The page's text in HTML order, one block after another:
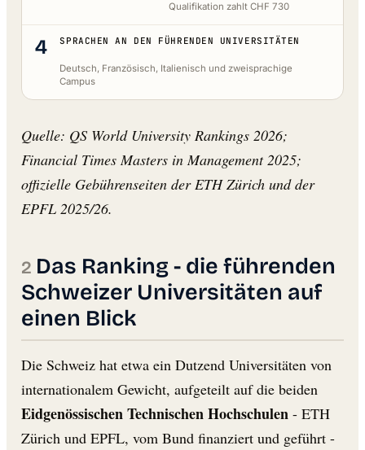
Qualifikation zahlt CHF 730
4 SPRACHEN AN DEN FÜHRENDEN UNIVERSITÄTEN
Deutsch, Französisch, Italienisch und zweisprachige
Campus
Quelle: QS World University Rankings 2026;
Financial Times Masters in Management 2025;
offizielle Gebührenseiten der ETH Zürich und der
EPFL 2025/26.
Das Ranking - die führenden
Schweizer Universitäten auf
einen Blick
Die Schweiz hat etwa ein Dutzend Universitäten von
internationalem Gewicht, aufgeteilt auf die beiden
Eidgenössischen Technischen Hochschulen - ETH
Zürich und EPFL, vom Bund finanziert und geführt -